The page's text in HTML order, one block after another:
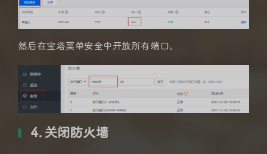
然后在宝塔菜单安全中开放所有端口。
4. 关闭防火墙